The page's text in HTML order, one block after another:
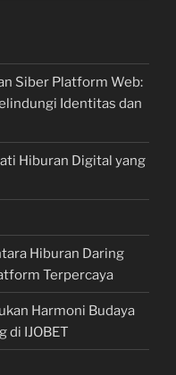
Siber Platform Web:
Identitas dan
Hiburan Digital yang
Hiburan Daring
Terpercaya
Harmoni Budaya
di IJOBET